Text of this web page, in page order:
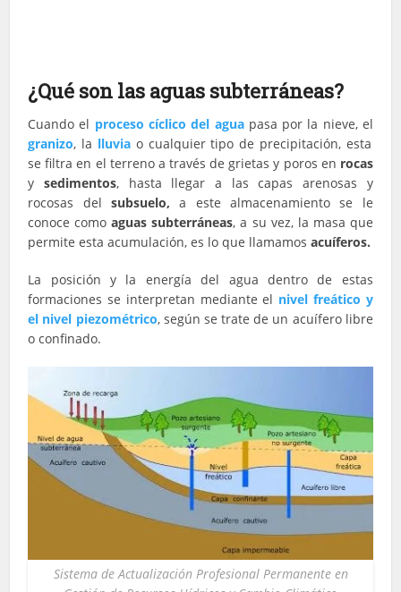
¿Qué son las aguas subterráneas?
Cuando el proceso cíclico del agua pasa por la nieve, el
granizo, la lluvia o cualquier tipo de precipitación, esta
se filtra en el terreno a través de grietas y poros en rocas
y sedimentos, hasta llegar a las capas arenosas y
rocosas del subsuelo, a este almacenamiento se le
conoce comoaguas subterráneas, a su vez, la masa que
permite esta acumulación, es lo que llamamosacuíferos.
La posición y la energía del agua dentro de estas
formaciones se interpretan mediante el nivel freático y
el nivel piezométrico, según se trate de un acuífero libre
o confinado.
Sistema de Actualización Profesional Permanente en